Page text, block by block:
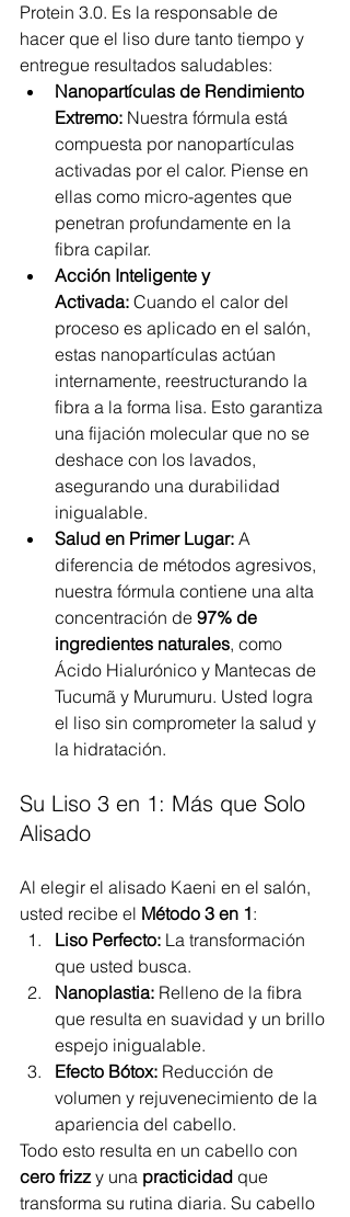
Protein 3.0. Es la responsable de
hacer que el liso dure tanto tiempo y
entregue resultados saludables:
Nanopartículas de Rendimiento
Extremo: Nuestra fórmula está
compuesta por nanopartículas
activadas por el calor. Piense en
ellas como micro-agentes que
penetran profundamente en la
fibra capilar.
Acción Inteligente y
Activada: Cuando el calor del
proceso es aplicado en el salón,
estas nanopartículas actúan
internamente, reestructurando la
fibra a la forma lisa. Esto garantiza
una fijación molecular que no se
deshace con los lavados,
asegurando una durabilidad
inigualable.
Salud en Primer Lugar: A
diferencia de métodos agresivos,
nuestra fórmula contiene una alta
concentración de 97% de
ingredientes naturales, como
Ácido Hialurónico y Mantecas de
Tucumã y Murumuru. Usted logra
el liso sin comprometer la salud y
la hidratación.
Su Liso 3 en 1: Más que Solo
Alisado
Al elegir el alisado Kaeni en el salón,
usted recibe el Método 3 en 1:
Liso Perfecto: La transformación
que usted busca.
Nanoplastia: Relleno de la fibra
que resulta en suavidad y un brillo
espejo inigualable.
Efecto Bótox: Reducción de
volumen y rejuvenecimiento de la
apariencia del cabello.
Todo esto resulta en un cabello con
cero frizz y una practicidad que
transforma su rutina diaria. Su cabello